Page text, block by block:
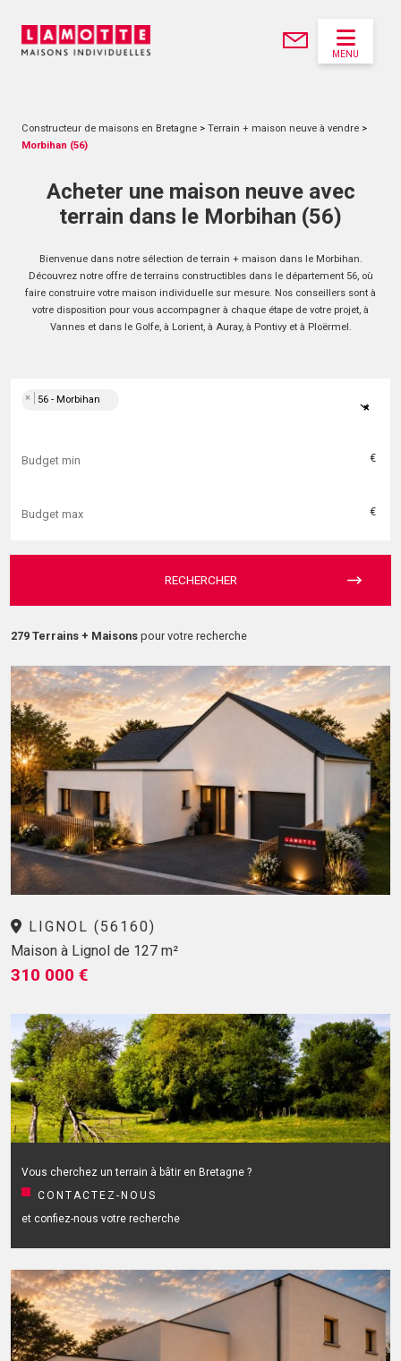
MENU
Constructeur de maisons en Bretagne > Terrain + maison neuve à vendre >
Morbihan (56)
Acheter une maison neuve avec
terrain dans le Morbihan (56)
Bienvenue dans notre sélection de terrain + maison dans le Morbihan.
Découvrez notre offre de terrains constructibles dans le département 56, où
faire construire votre maison individuelle sur mesure. Nos conseillers sont à
votre disposition pour vous accompagner à chaque étape de votre projet, à
Vannes et dans le Golfe, à Lorient, à Auray, à Pontivy et à Ploërmel.
×
× 56 - Morbihan
€
€
RECHERCHER
279 Terrains + Maisons pour votre recherche
LIGNOL (56160)
Maison à Lignol de 127 m²
310 000 €
Vous cherchez un terrain à bâtir en Bretagne ?
CONTACTEZ-NOUS
et confiez-nous votre recherche